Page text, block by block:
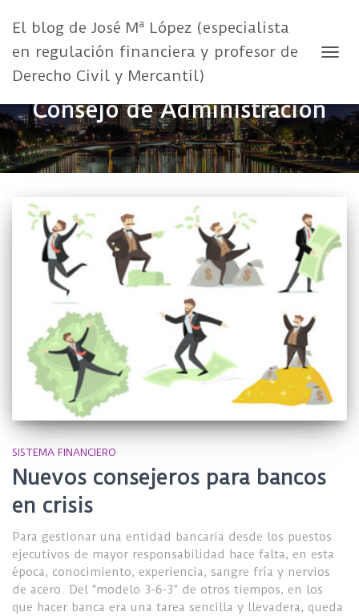
El blog de José Mª López (especialista
en regulación financiera y profesor de
Derecho Civil y Mercantil)
Consejo de Administración
SISTEMA FINANCIERO
Nuevos consejeros para bancos
en crisis
Para gestionar una entidad bancaria desde los puestos
ejecutivos de mayor responsabilidad hace falta, en esta
época, conocimiento, experiencia, sangre fría y nervios
de acero. Del “modelo 3-6-3” de otros tiempos, en los
que hacer banca era una tarea sencilla y llevadera, queda